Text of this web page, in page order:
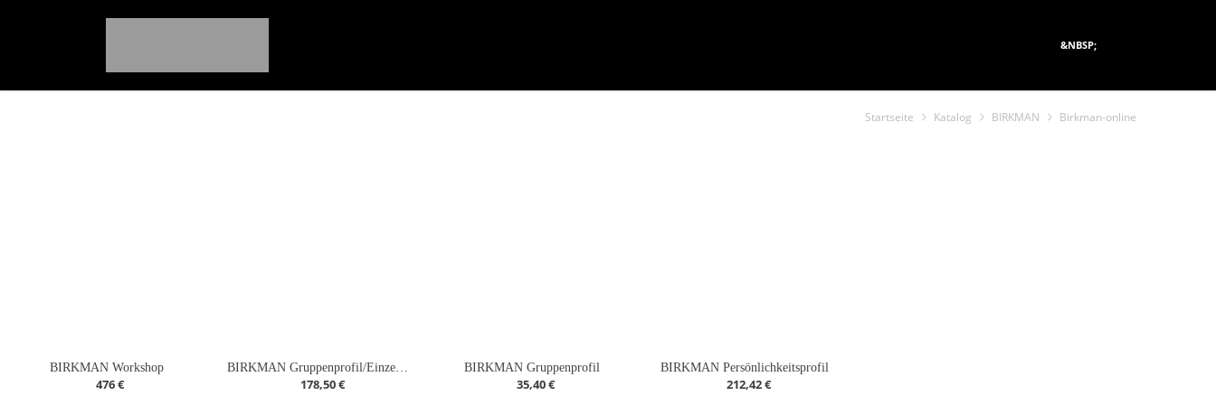
&NBSP;
Startseite Katalog BIRKMAN Birkman-online
BIRKMAN Workshop
476 € 178,50 €
BIRKMAN Gruppenprofil
35,40 €
BIRKMAN Persönlichkeitsprofil
212,42 €